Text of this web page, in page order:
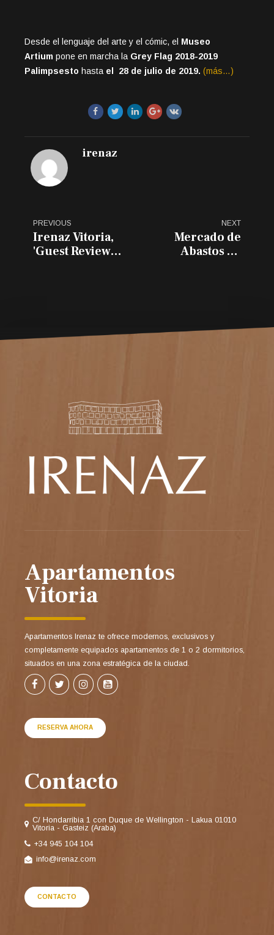
Desde el lenguaje del arte y el cómic, el Museo
Artium pone en marcha la Grey Flag 2018-2019
Palimpsesto hasta el 28 de julio de 2019. (más…)
irenaz
PREVIOUS
Irenaz Vitoria,
'Guest Review
NEXT
Mercado de
Abastos de
Apartamentos
Vitoria
Apartamentos Irenaz te ofrece modernos, exclusivos y
completamente equipados apartamentos de 1 o 2 dormitorios,
situados en una zona estratégica de la ciudad.
RESERVA AHORA
Contacto
C/ Hondarribia 1 con Duque de Wellington - Lakua 01010
Vitoria - Gasteiz (Araba)
+34 945 104 104
info@irenaz.com
CONTACTO